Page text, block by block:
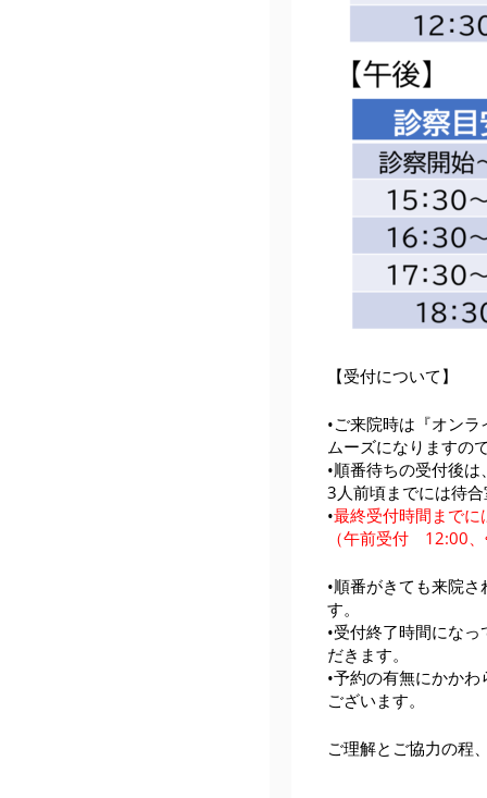
【受付について】
•ご来院時は『オン
ムーズになりますの
•順番待ちの受付後
3人前頃までには待
•最終受付時間まで
（午前受付 12:00
•順番がきても来院
す。
•受付終了時間にな
だきます。
•予約の有無にかか
ございます。
ご理解とご協力の程